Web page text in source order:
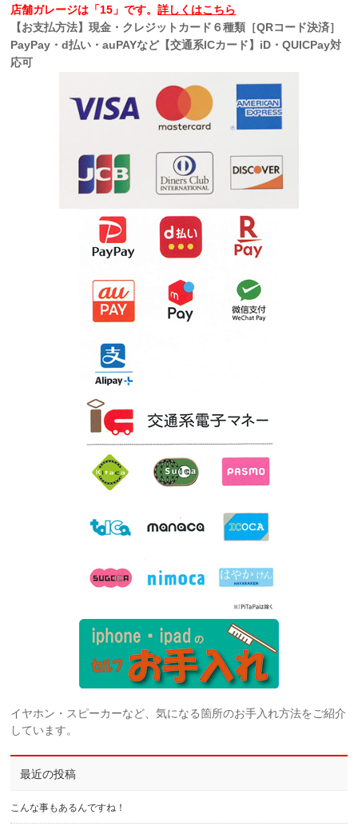
店舗ガレージは「15」です。詳しくはこちら
【お支払方法】現金・クレジットカード６種類［QRコード決済］
PayPay・d払い・auPAYなど【交通系ICカード】iD・QUICPay対
応可
イヤホン・スピーカーなど、気になる箇所のお手入れ方法をご紹介
しています。
最近の投稿
こんな事もあるんですね！